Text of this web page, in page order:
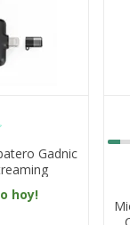
Gadnic
hoy!